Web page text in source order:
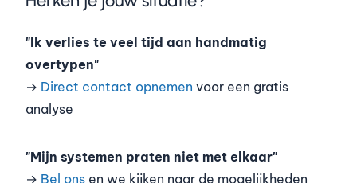
"Ik verlies te veel tijd aan handmatig
overtypen"
→ Direct contact opnemen voor een gratis
analyse
"Mijn systemen praten niet met elkaar"
→ Bel ons en we kijken naar de mogelijkheden